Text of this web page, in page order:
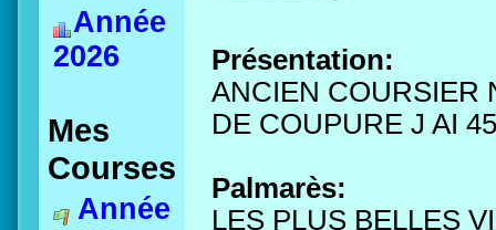
Année
2026
Mes
Courses
Année
Présentation:
ANCIEN COURSIER
DE COUPURE J AI
Palmarès:
LES PLUS BELLES